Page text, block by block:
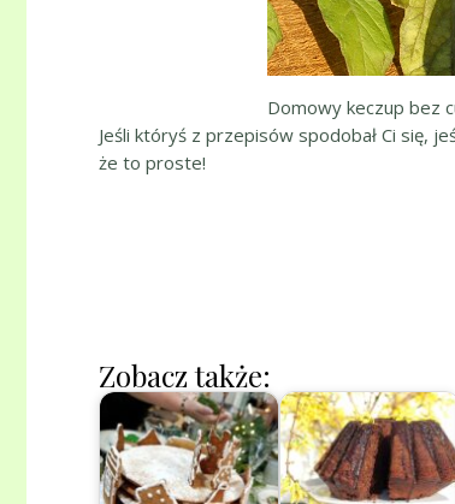
Domowy keczup bez
Jeśli któryś z przepisów spodobał Ci się,
że to proste!
Zobacz także: